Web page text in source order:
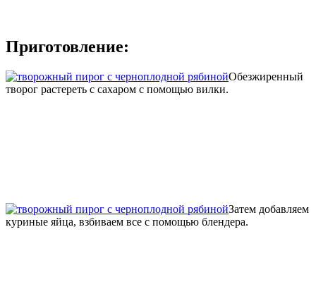
Приготовление:
Обезжиренный
творог растереть с сахаром с помощью вилки.
Затем добавляем
куриные яйца, взбиваем все с помощью блендера.